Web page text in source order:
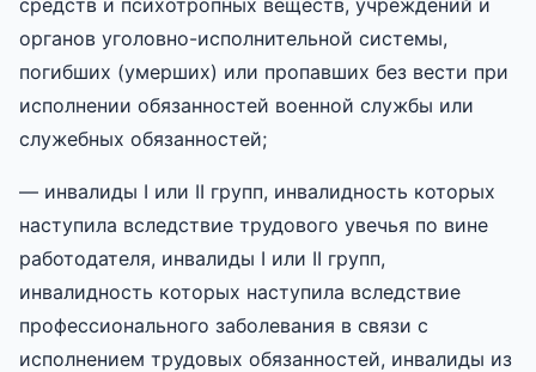
органов уголовно-исполнительной системы,
погибших (умерших) или пропавших без вести при
исполнении обязанностей военной службы или
служебных обязанностей;
— инвалиды I или II групп, инвалидность которых
наступила вследствие трудового увечья по вине
работодателя, инвалиды I или II групп,
инвалидность которых наступила вследствие
профессионального заболевания в связи с
исполнением трудовых обязанностей, инвалиды из